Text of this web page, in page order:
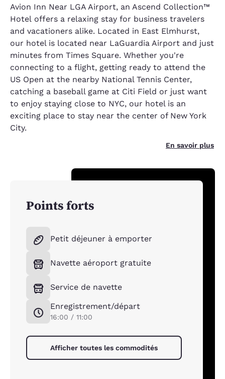
Avion Inn Near LGA Airport, an Ascend Collection™
Hotel offers a relaxing stay for business travelers
and vacationers alike. Located in East Elmhurst,
our hotel is located near LaGuardia Airport and just
minutes from Times Square. Whether you're
connecting to a flight, getting ready to attend the
US Open at the nearby National Tennis Center,
catching a baseball game at Citi Field or just want
to enjoy staying close to NYC, our hotel is an
exciting place to stay near the center of New York
City.
En savoir plus
Points forts
Petit déjeuner à emporter
Navette aéroport gratuite
Service de navette
Enregistrement/départ
16:00 / 11:00
Afficher toutes les commodités